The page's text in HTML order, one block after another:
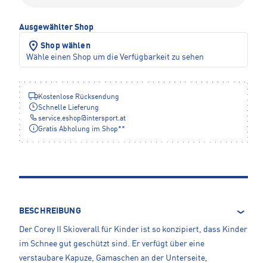
Ausgewählter Shop
Shop wählen
Wähle einen Shop um die Verfügbarkeit zu sehen
Kostenlose Rücksendung
Schnelle Lieferung
service.eshop@intersport.at
Gratis Abholung im Shop**
BESCHREIBUNG
Der Corey II Skioverall für Kinder ist so konzipiert, dass Kinder
im Schnee gut geschützt sind. Er verfügt über eine
verstaubare Kapuze, Gamaschen an der Unterseite,